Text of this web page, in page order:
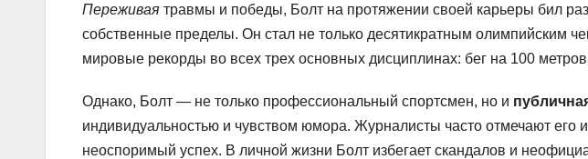
Переживая травмы и победы, Болт на протяжении своей карьеры бил
собственные пределы. Он стал не только десятикратным олимпийским
мировые рекорды во всех трех основных дисциплинах: бег на 100
Однако, Болт — не только профессиональный спортсмен, но и
индивидуальностью и чувством юмора. Журналисты часто отмечают его
неоспоримый успех. В личной жизни Болт избегает скандалов и